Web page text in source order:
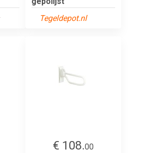
Tegeldepot.nl
€ 108.00